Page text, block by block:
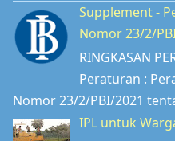
Supplement -
Nomor 23/2/
RINGKASAN
Peraturan :
Nomor 23/2/PBI/2021
IPL untuk